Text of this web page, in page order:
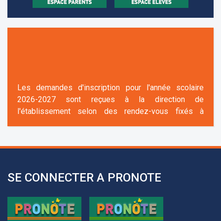
2026-2027 sont reçues à la direction de
l'établissement selon des rendez-vous fixés à
l’avance.
+961 25 601 172
SE CONNECTER A PRONOTE